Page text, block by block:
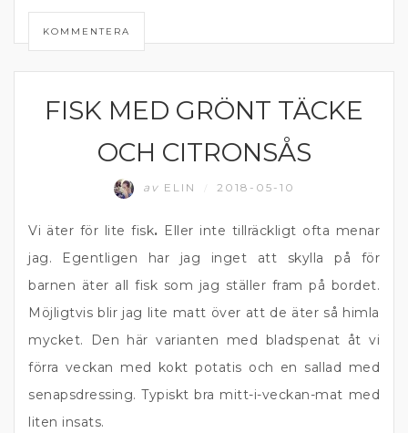
KOMMENTERA
FISK
FISK MED GRÖNT TÄCKE
OCH CITRONSÅS
av ELIN 2018-05-10
Vi äter för lite fisk. Eller inte tillräckligt ofta menar
jag. Egentligen har jag inget att skylla på för
barnen äter all fisk som jag ställer fram på bordet.
Möjligtvis blir jag lite matt över att de äter så himla
mycket. Den här varianten med bladspenat åt vi
förra veckan med kokt potatis och en sallad med
senapsdressing. Typiskt bra mitt-i-veckan-mat med
liten insats.